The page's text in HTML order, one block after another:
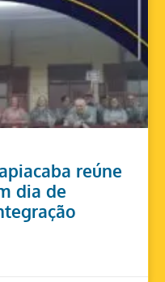
reúne
dia de